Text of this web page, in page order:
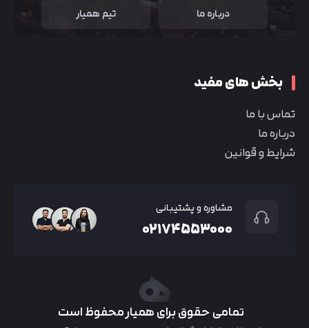
درباره ما تیم همیار
بخش های مفید
تماس با ما
درباره ما
شرایط و قوانین
مشاوره و پشتیبانی
۰۲۱۷۴۵۵۳۰۰۰
تمامی حقوق برای همیار محفوظ است